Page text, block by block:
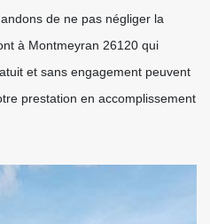
de ne pas négliger la
à Montmeyran 26120 qui
et sans engagement peuvent
prestation en accomplissement